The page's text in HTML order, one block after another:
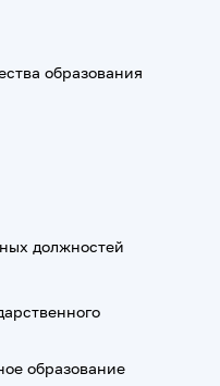
образования
должностей
образование